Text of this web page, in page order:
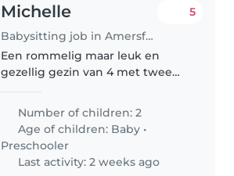
Michelle
Babysitting job in Amersfoort
5
Een rommelig maar leuk en
gezellig gezin van 4 met twee
de avond en voor nood als bijv
onze ouders niet op de vaste
dagen..
Number of children: 2
Age of children: Baby •
Preschooler
Last activity: 2 weeks ago